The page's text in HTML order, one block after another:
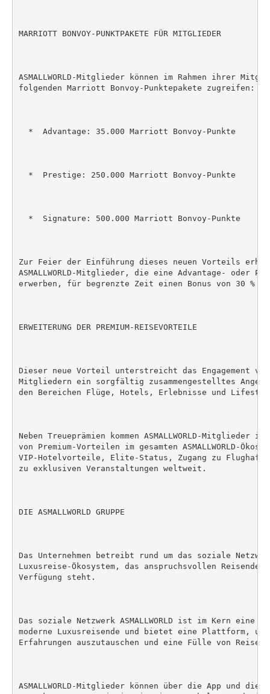
MARRIOTT BONVOY-PUNKTPAKETE FÜR MITGLIEDER
ASMALLWORLD-Mitglieder können im Rahmen ihrer
folgenden Marriott Bonvoy-Punktepakete zugreifen:
  *  Advantage: 35.000 Marriott Bonvoy-Punkte
  *  Prestige: 250.000 Marriott Bonvoy-Punkte
  *  Signature: 500.000 Marriott Bonvoy-Punkte
Zur Feier der Einführung dieses neuen Vorteils
ASMALLWORLD-Mitglieder, die eine Advantage- oder
erwerben, für begrenzte Zeit einen Bonus von 30 %
ERWEITERUNG DER PREMIUM-REISEVORTEILE
Dieser neue Vorteil unterstreicht das Engagement von
Mitgliedern ein sorgfältig zusammengestelltes
den Bereichen Flüge, Hotels, Erlebnisse und
Neben Treueprämien kommen ASMALLWORLD-Mitglieder
von Premium-Vorteilen im gesamten ASMALLWORLD-
VIP-Hotelvorteile, Elite-Status, Zugang zu Flughafen-
zu exklusiven Veranstaltungen weltweit.
DIE ASMALLWORLD GRUPPE
Das Unternehmen betreibt rund um das soziale Netzwerk
Luxusreise-Ökosystem, das anspruchsvollen
Verfügung steht.
Das soziale Netzwerk ASMALLWORLD ist im Kern eine
moderne Luxusreisende und bietet eine Plattform, um
Erfahrungen auszutauschen und eine Fülle von
ASMALLWORLD-Mitglieder können über die App und